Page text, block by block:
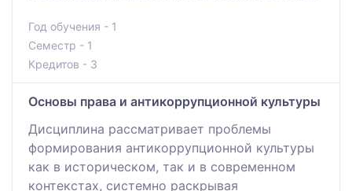
Год обучения - 1
Семестр - 1
Кредитов - 3
Основы права и антикоррупционной культуры
Дисциплина рассматривает проблемы
формирования антикоррупционной культуры
как в историческом, так и в современном
контекстах, системно раскрывая